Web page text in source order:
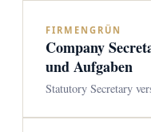
FIRMENGRÜN
Company
und Aufgaben
Statutory Secretary